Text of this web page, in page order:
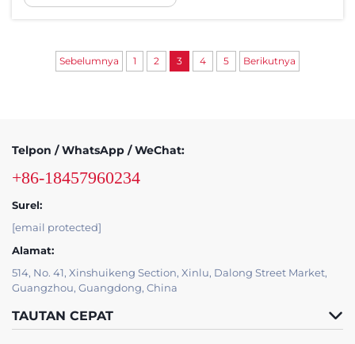
Sebelumnya 1 2 3 4 5 Berikutnya
Telpon / WhatsApp / WeChat:
+86-18457960234
Surel:
[email protected]
Alamat:
514, No. 41, Xinshuikeng Section, Xinlu, Dalong Street Market,
Guangzhou, Guangdong, China
TAUTAN CEPAT